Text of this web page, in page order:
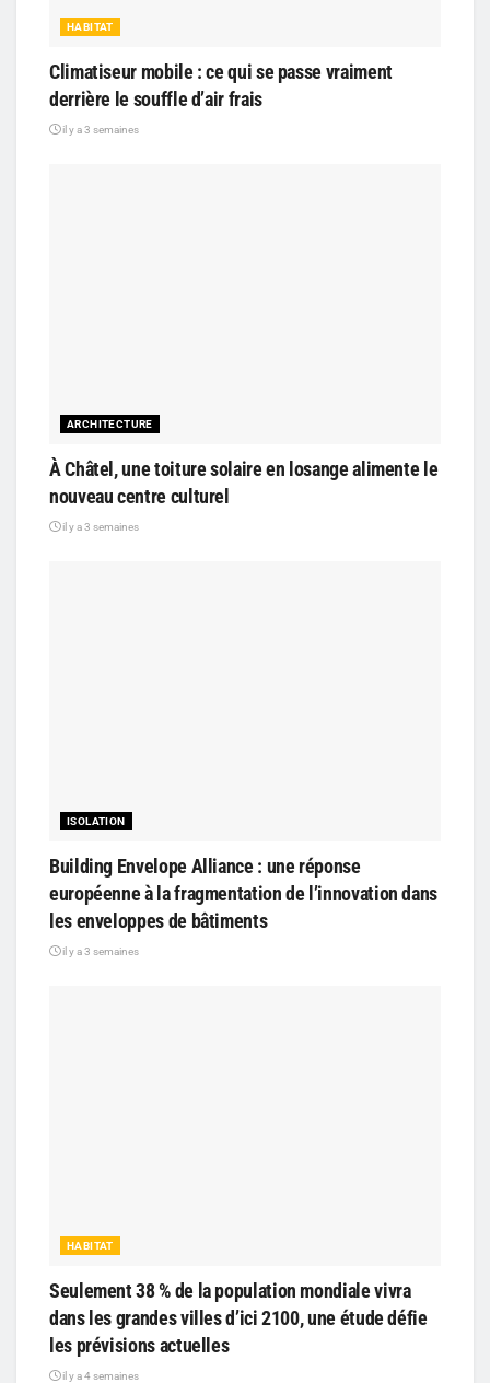
HABITAT
Climatiseur mobile : ce qui se passe vraiment
derrière le souffle d’air frais
il y a 3 semaines
ARCHITECTURE
À Châtel, une toiture solaire en losange alimente le
nouveau centre culturel
il y a 3 semaines
ISOLATION
Building Envelope Alliance : une réponse
européenne à la fragmentation de l’innovation dans
les enveloppes de bâtiments
il y a 3 semaines
HABITAT
Seulement 38 % de la population mondiale vivra
dans les grandes villes d’ici 2100, une étude défie
les prévisions actuelles
il y a 4 semaines